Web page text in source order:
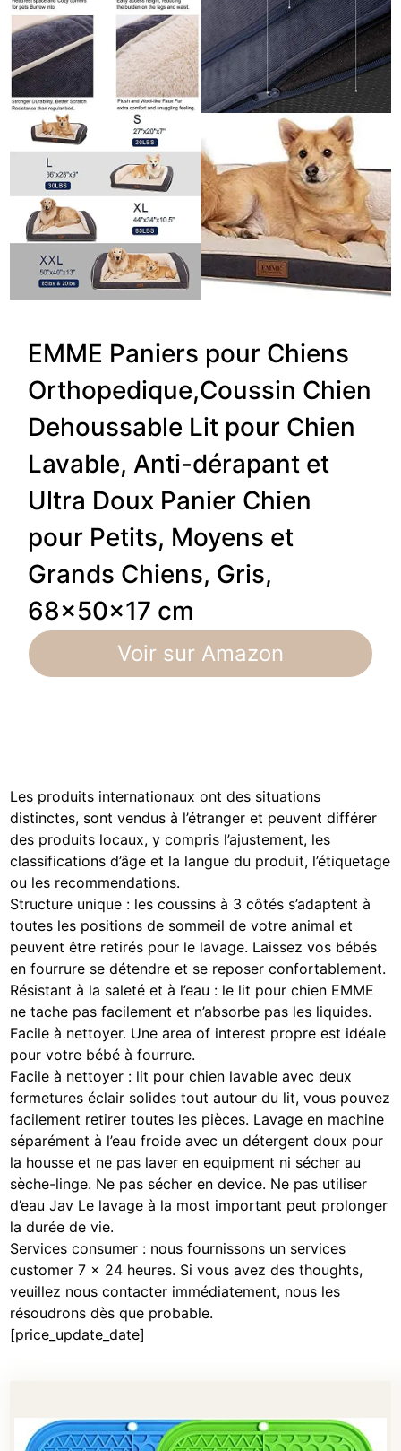
EMME Paniers pour Chiens
Orthopedique,Coussin Chien
Dehoussable Lit pour Chien
Lavable, Anti-dérapant et
Ultra Doux Panier Chien
pour Petits, Moyens et
Grands Chiens, Gris,
68x50x17 cm
Voir sur Amazon
Les produits internationaux ont des situations
distinctes, sont vendus à l’étranger et peuvent différer
des produits locaux, y compris l’ajustement, les
classifications d’âge et la langue du produit, l’étiquetage
ou les recommendations.
Structure unique : les coussins à 3 côtés s’adaptent à
toutes les positions de sommeil de votre animal et
peuvent être retirés pour le lavage. Laissez vos bébés
en fourrure se détendre et se reposer confortablement.
Résistant à la saleté et à l’eau : le lit pour chien EMME
ne tache pas facilement et n’absorbe pas les liquides.
Facile à nettoyer. Une area of interest propre est idéale
pour votre bébé à fourrure.
Facile à nettoyer : lit pour chien lavable avec deux
fermetures éclair solides tout autour du lit, vous pouvez
facilement retirer toutes les pièces. Lavage en machine
séparément à l’eau froide avec un détergent doux pour
la housse et ne pas laver en equipment ni sécher au
sèche-linge. Ne pas sécher en device. Ne pas utiliser
d’eau Jav Le lavage à la most important peut prolonger
la durée de vie.
Services consumer : nous fournissons un services
customer 7 x 24 heures. Si vous avez des thoughts,
veuillez nous contacter immédiatement, nous les
résoudrons dès que probable.
[price_update_date]